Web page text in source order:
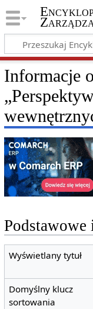
Informacje
Podstawowe
Wyświetlany tytuł
Domyślny klucz
sortowania